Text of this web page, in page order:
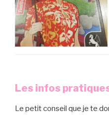
Les infos
Le petit conseil que je te